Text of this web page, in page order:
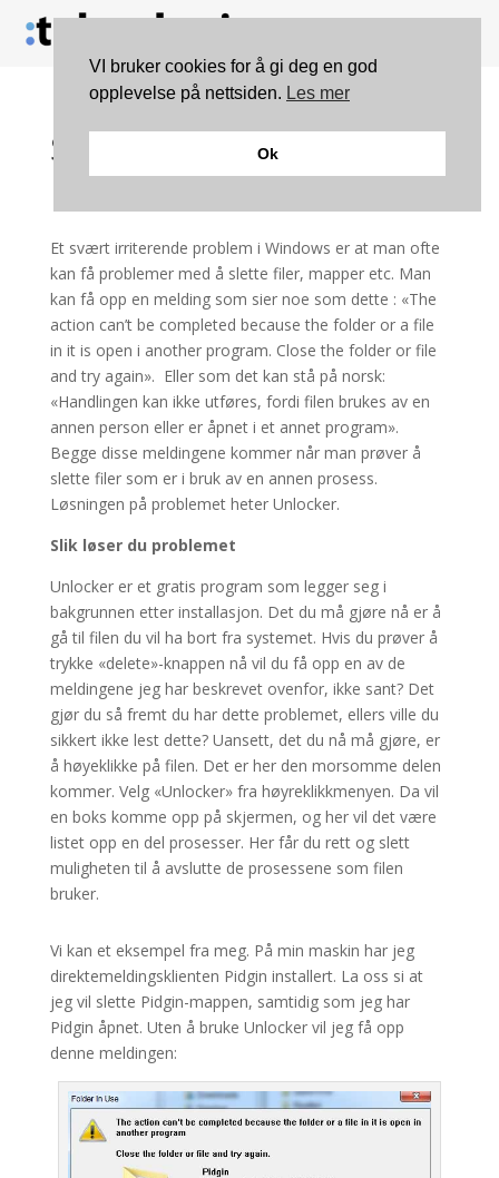
Slett filer som er i bruk
Et svært irriterende problem i Windows er at man ofte
kan få problemer med å slette filer, mapper etc. Man
kan få opp en melding som sier noe som dette : «The
action can’t be completed because the folder or a file
in it is open i another program. Close the folder or file
and try again». Eller som det kan stå på norsk:
«Handlingen kan ikke utføres, fordi filen brukes av en
annen person eller er åpnet i et annet program».
Begge disse meldingene kommer når man prøver å
slette filer som er i bruk av en annen prosess.
Løsningen på problemet heter Unlocker.
Slik løser du problemet
Unlocker er et gratis program som legger seg i
bakgrunnen etter installasjon. Det du må gjøre nå er å
gå til filen du vil ha bort fra systemet. Hvis du prøver å
trykke «delete»-knappen nå vil du få opp en av de
meldingene jeg har beskrevet ovenfor, ikke sant? Det
gjør du så fremt du har dette problemet, ellers ville du
sikkert ikke lest dette? Uansett, det du nå må gjøre, er
å høyeklikke på filen. Det er her den morsomme delen
kommer. Velg «Unlocker» fra høyreklikkmenyen. Da vil
en boks komme opp på skjermen, og her vil det være
listet opp en del prosesser. Her får du rett og slett
muligheten til å avslutte de prosessene som filen
bruker.
Vi kan et eksempel fra meg. På min maskin har jeg
direktemeldingsklienten Pidgin installert. La oss si at
jeg vil slette Pidgin-mappen, samtidig som jeg har
Pidgin åpnet. Uten å bruke Unlocker vil jeg få opp
denne meldingen:
VI bruker cookies for å gi deg en god
opplevelse på nettsiden. Les mer
Ok